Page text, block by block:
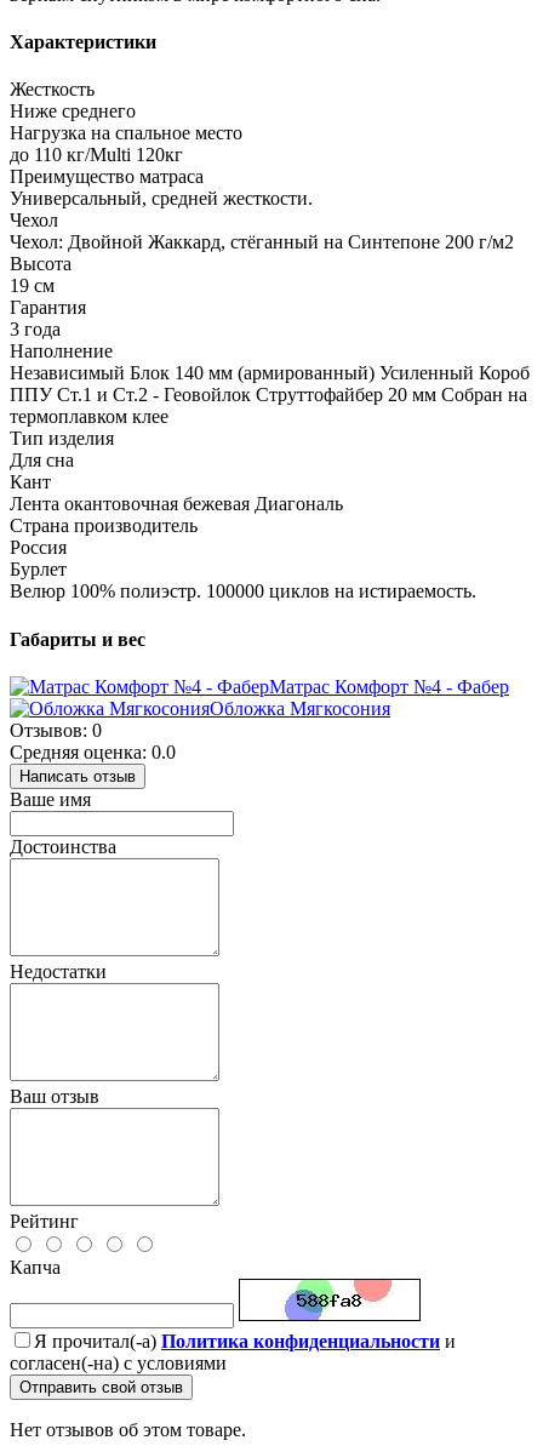
Характеристики
Жесткость
Ниже среднего
Нагрузка на спальное место
до 110 кг/Multi 120кг
Преимущество матраса
Универсальный, средней жесткости.
Чехол
Чехол: Двойной Жаккард, стёганный на Синтепоне 200 г/м2
Высота
19 см
Гарантия
3 года
Наполнение
Независимый Блок 140 мм (армированный) Усиленный Короб
ППУ Ст.1 и Ст.2 - Геовойлок Струттофайбер 20 мм Собран на
термоплавком клее
Тип изделия
Для сна
Кант
Лента окантовочная бежевая Диагональ
Страна производитель
Россия
Бурлет
Велюр 100% полиэстр. 100000 циклов на истираемость.
Габариты и вес
Матрас Комфорт №4 - Фабер
Обложка Мягкосония
Отзывов: 0
Средняя оценка: 0.0
Написать отзыв
Ваше имя
Достоинства
Недостатки
Ваш отзыв
Рейтинг
Капча
Я прочитал(-а) Политика конфиденциальности и
согласен(-на) с условиями
Отправить свой отзыв
Нет отзывов об этом товаре.